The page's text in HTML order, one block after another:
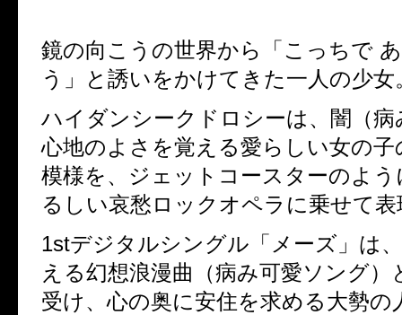
鏡の向こうの世界から「こっちで
う」と誘いをかけてきた一人の少女
ハイダンシークドロシーは、闇（病
心地のよさを覚える愛らしい女の子
模様を、ジェットコースターのよ
るしい哀愁ロックオペラに乗せて表
1stデジタルシングル「メーズ」は
える幻想浪漫曲（病み可愛ソング）
受け、心の奥に安住を求める大勢の